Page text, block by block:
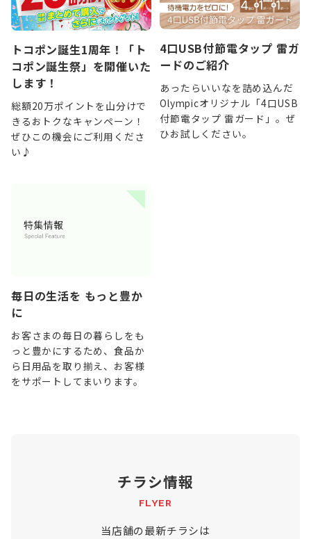
トコポン誕生1周年！「ト
コポン誕生祭」を開催いた
します！
総額20万ポイントを山分けで
きるおトクなキャンペーン！
ぜひこの機会にご利用くださ
い♪
4口USB付節電タップ 雷ガ
ードのご紹介
あったらいいなを詰め込んだ
Olympicオリジナル「4口USB
付節電タップ 雷ガード」。ぜ
ひお試しください。
毎日の生活を もっと豊か
に
お客さまの毎日の暮らしをも
っと豊かにするため、食品か
ら日用品を取り揃え、お客様
をサポートしてまいります。
チラシ情報
FLYER
当店舗の最新チラシは